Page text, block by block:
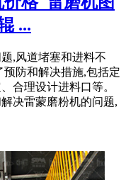
...
,风道堵塞和进料不
防和解决措施,包括定
合理设计进料口等。
决雷蒙磨粉机的问题,